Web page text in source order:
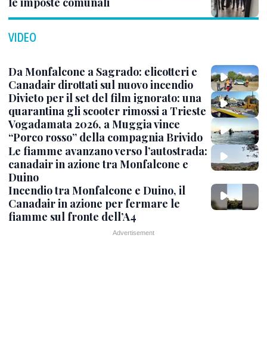
VIDEO
Da Monfalcone a Sagrado: elicotteri e
Canadair dirottati sul nuovo incendio
Divieto per il set del film ignorato: una
quarantina gli scooter rimossi a Trieste
Vogadamata 2026, a Muggia vince
“Porco rosso” della compagnia Brivido
Le fiamme avanzano verso l’autostrada:
canadair in azione tra Monfalcone e
Duino
Incendio tra Monfalcone e Duino, il
Canadair in azione per fermare le
fiamme sul fronte dell’A4